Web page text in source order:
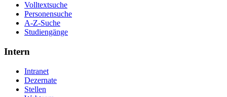
Volltextsuche
Personensuche
A-Z-Suche
Studiengänge
Intern
Intranet
Dezernate
Stellen